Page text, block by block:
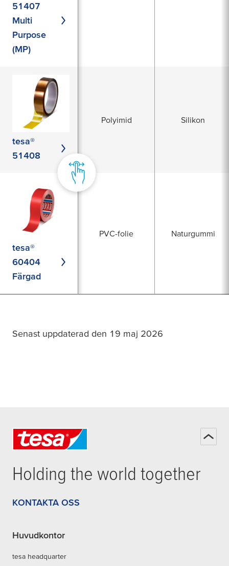
51407
Multi
Purpose
(MP)
tesa®
51408
Polyimid Silikon
tesa®
60404
Färgad
PVC-folie Naturgummi
Senast uppdaterad den 19 maj 2026
Holding the world together
KONTAKTA OSS
Huvudkontor
tesa headquarter